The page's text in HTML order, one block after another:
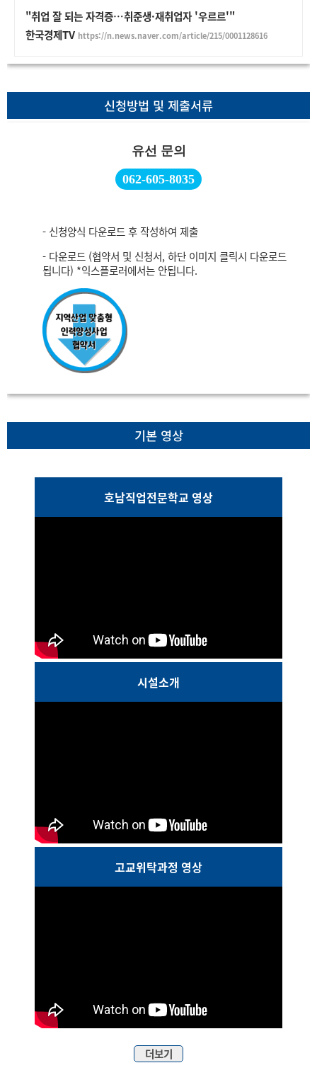
"취업 잘 되는 자격증…취준생·재취업자 '우르르'"
한국경제TV https://n.news.naver.com/article/215/0001128616
신청방법 및 제출서류
유선 문의
062-605-8035
- 신청양식 다운로드 후 작성하여 제출
- 다운로드 (협약서 및 신청서, 하단 이미지 클릭시 다운로드
됩니다) *익스플로러에서는 안됩니다.
기본 영상
호남직업전문학교 영상
시설소개
고교위탁과정 영상
더보기